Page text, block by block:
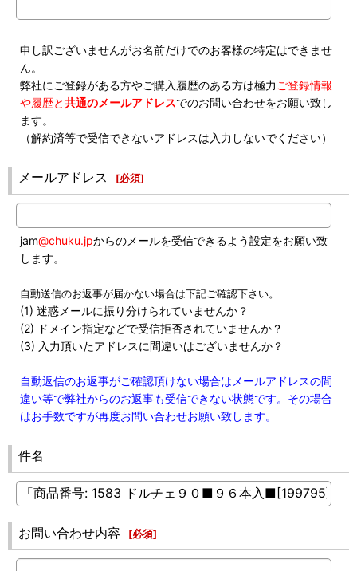
申し訳ございませんがお名前だけでのお客様の特定はできませ
ん。
弊社にご登録がある方やご購入履歴のある方は極力 ご登録情報
や履歴と共通のメールアドレスでのお問い合わせをお願い致し
ます。
（解約済等で受信できないアドレスは入力しないでください）
メールアドレス [必須]
jam@chuku.jpからのメールを受信できるよう設定をお願い致
します。
自動送信のお返事が届かない場合は下記ご確認下さい。
(1) 迷惑メールに振り分けられていませんか？
(2) ドメイン指定などで受信拒否されていませんか？
(3) 入力頂いたアドレスに間違いはございませんか？
自動返信のお返事がご確認頂けない場合はメールアドレスの間
違い等で弊社からのお返事も受信できない状態です。その場合
はお手数ですが再度お問い合わせお願い致します。
件名
お問い合わせ内容 [必須]